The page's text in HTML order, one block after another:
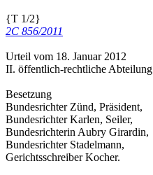
{T 1/2}
2C 856/2011
Urteil vom 18. Januar 2012
II. öffentlich-rechtliche Abteilung
Besetzung
Bundesrichter Zünd, Präsident,
Bundesrichter Karlen, Seiler,
Bundesrichterin Aubry Girardin,
Bundesrichter Stadelmann,
Gerichtsschreiber Kocher.